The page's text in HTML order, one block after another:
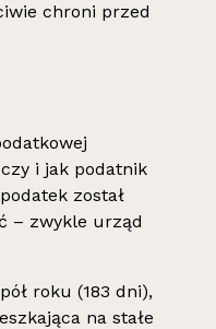
chroni przed
i jak podatnik
został
– zwykle urząd
roku (183 dni),
na stałe